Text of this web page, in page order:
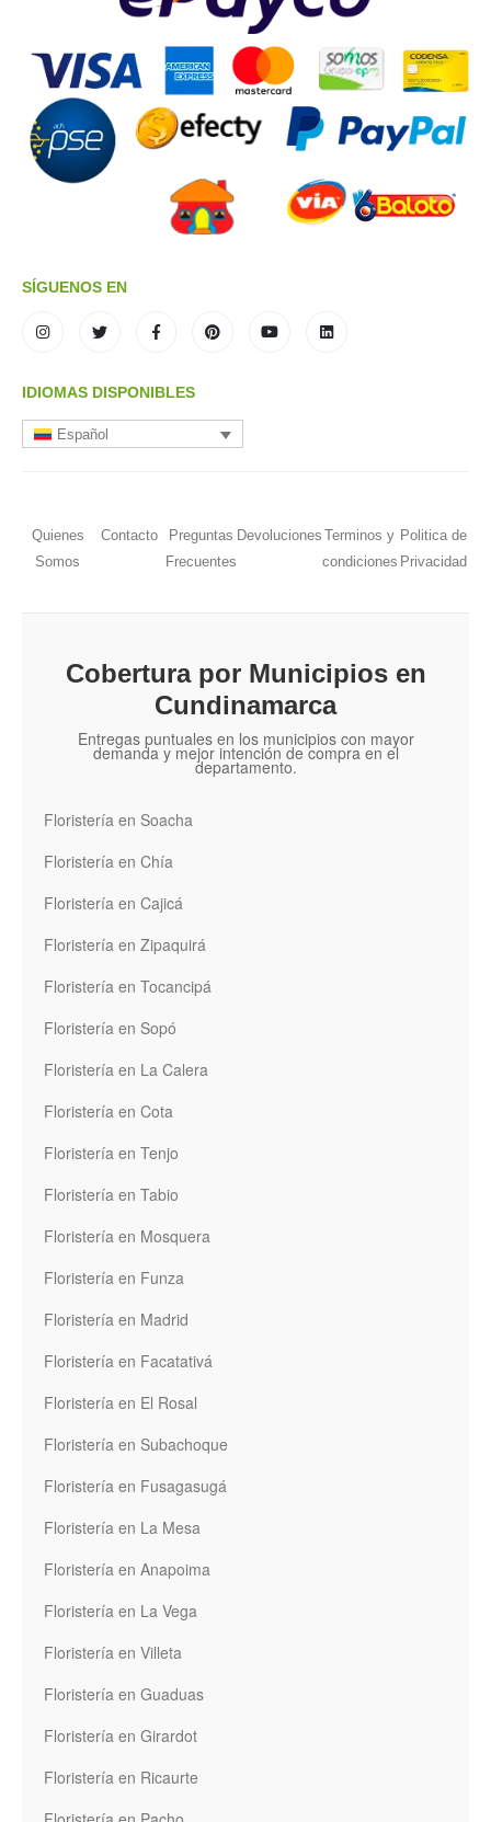
SÍGUENOS EN
IDIOMAS DISPONIBLES
Español
Quienes
Somos
Contacto
Preguntas
Frecuentes
Devoluciones Terminos y
condiciones
Politica de
Privacidad
Cobertura por Municipios en
Cundinamarca
Entregas puntuales en los municipios con mayor
demanda y mejor intención de compra en el
departamento.
Floristería en Soacha
Floristería en Chía
Floristería en Cajicá
Floristería en Zipaquirá
Floristería en Tocancipá
Floristería en Sopó
Floristería en La Calera
Floristería en Cota
Floristería en Tenjo
Floristería en Tabio
Floristería en Mosquera
Floristería en Funza
Floristería en Madrid
Floristería en Facatativá
Floristería en El Rosal
Floristería en Subachoque
Floristería en Fusagasugá
Floristería en La Mesa
Floristería en Anapoima
Floristería en La Vega
Floristería en Villeta
Floristería en Guaduas
Floristería en Girardot
Floristería en Ricaurte